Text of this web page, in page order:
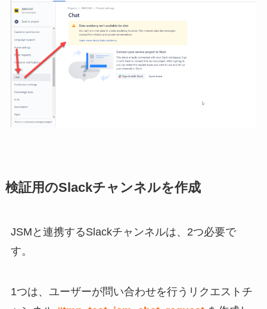
検証用のSlackチャンネルを作成
JSMと連携するSlackチャンネルは、2つ必要で
す。
1つは、ユーザーが問い合わせを行うリクエストチ